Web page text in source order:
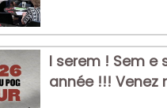
I serem ! Sem
année !!! Venez